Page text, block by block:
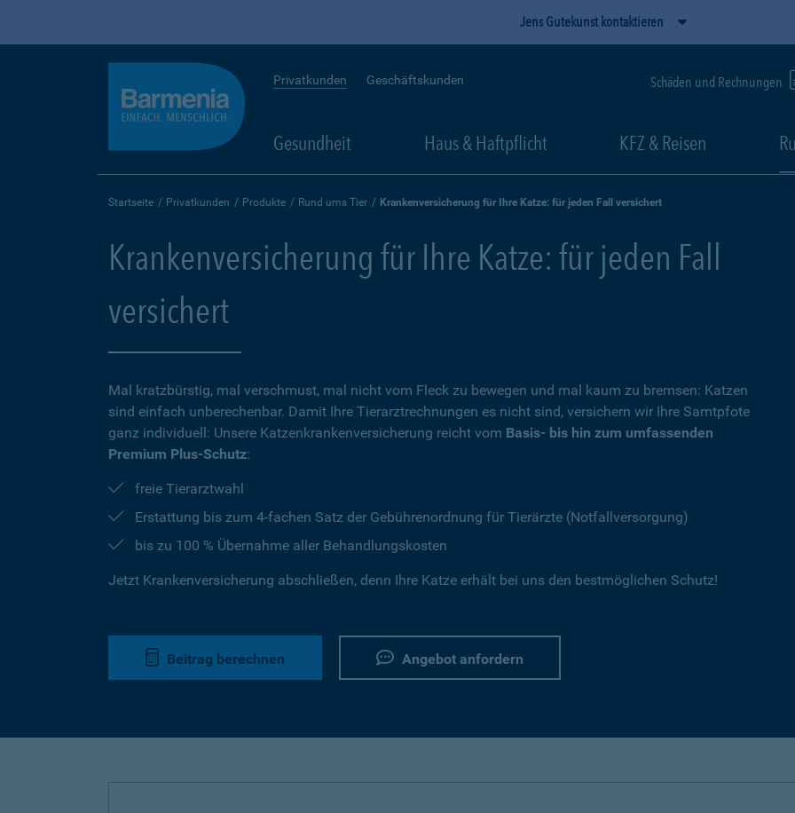
Jens Gutekunst kontaktieren
Privatkunden Geschäftskunden Schäden und Rechnungen
Gesundheit Haus & Haftpflicht KFZ & Reisen
Startseite Privatkunden Produkte Rund ums Tier Krankenversicherung für Ihre Katze: für jeden Fall versichert
Krankenversicherung für Ihre Katze: für jeden Fall
versichert
Mal kratzbürstig, mal verschmust, mal nicht vom Fleck zu bewegen und mal kaum zu bremsen: Katzen
sind einfach unberechenbar. Damit Ihre Tierarztrechnungen es nicht sind, versichern wir Ihre Samtpfote
ganz individuell: Unsere Katzenkrankenversicherung reicht vom Basis- bis hin zum umfassenden
Premium Plus-Schutz:
freie Tierarztwahl
Erstattung bis zum 4-fachen Satz der Gebührenordnung für Tierärzte (Notfallversorgung)
bis zu 100 % Übernahme aller Behandlungskosten
Jetzt Krankenversicherung abschließen, denn Ihre Katze erhält bei uns den bestmöglichen Schutz!
Beitrag berechnen Angebot anfordern